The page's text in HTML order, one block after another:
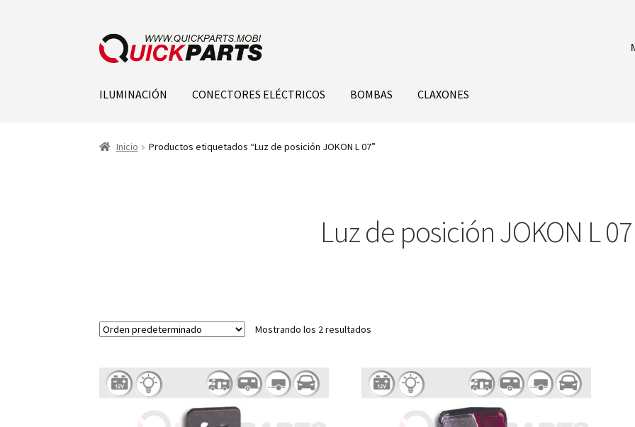
ILUMINACIÓN CONECTORES ELÉCTRICOS BOMBAS CLAXONES
Inicio Productos etiquetados “Luz de posición JOKON L 07”
Luz de posición JOKON L 07
Mostrando los 2 resultados